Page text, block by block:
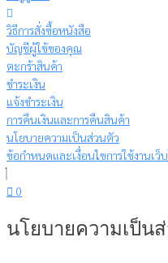
วิธีการสั่งซื้อหนังสือ
บัญชีผู้ใช้ของคุณ
ตะกร้าสินค้า
ชำระเงิน
แจ้งชำระเงิน
การคืนเงินและการคืนสินค้า
นโยบายความเป็นส่วนตัว
ข้อกำหนดและเงื่อนไขการใช้งานเว็
0
นโยบายความเป็น